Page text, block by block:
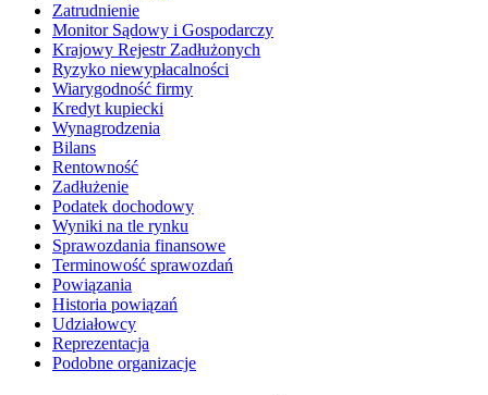
Zatrudnienie
Monitor Sądowy i Gospodarczy
Krajowy Rejestr Zadłużonych
Ryzyko niewypłacalności
Wiarygodność firmy
Kredyt kupiecki
Wynagrodzenia
Bilans
Rentowność
Zadłużenie
Podatek dochodowy
Wyniki na tle rynku
Sprawozdania finansowe
Terminowość sprawozdań
Powiązania
Historia powiązań
Udziałowcy
Reprezentacja
Podobne organizacje